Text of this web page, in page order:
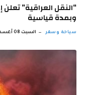
وبمدة قياسية
سياحة وسفر السبت 08 أغسطس 4:27 م